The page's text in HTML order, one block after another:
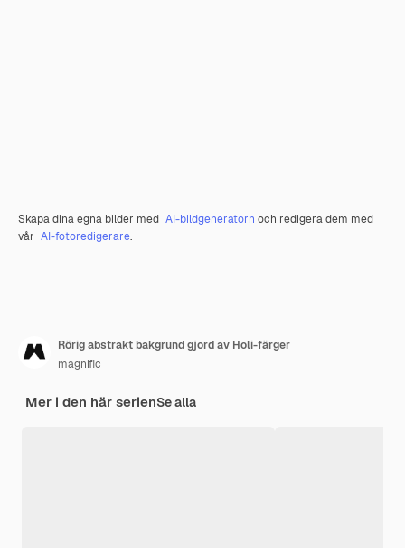
Skapa dina egna bilder med AI-bildgeneratorn och redigera dem med
vår AI-fotoredigerare.
Rörig abstrakt bakgrund gjord av Holi-färger
magnific
Mer i den här serienSe alla